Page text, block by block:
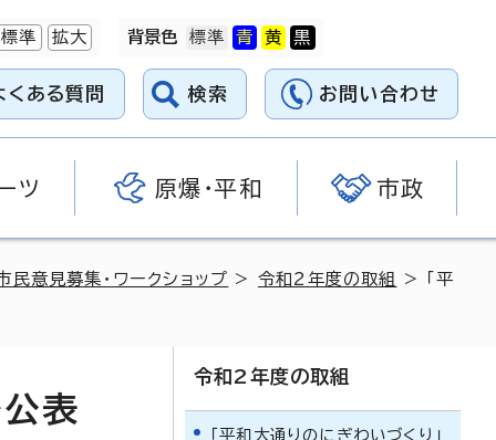
標準 拡大 背景色
くある質問 検索 お問い合わせ
ツ 原爆・平和 市政
民意見募集・ワークショップ > 令和2年度の取組 > 「平
表
令和2年度の取組
「平和大通りのにぎわいづくり」